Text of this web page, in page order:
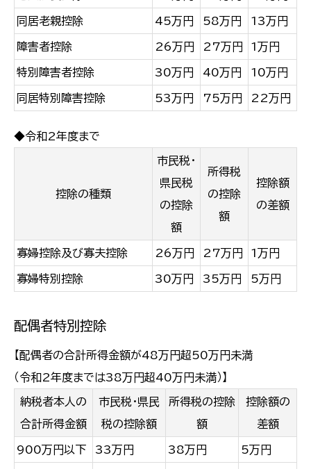
同居老親控除 45万円 58万円 13万円
障害者控除 26万円 27万円 1万円
特別障害者控除 30万円 40万円 10万円
同居特別障害控除 53万円 75万円 22万円
◆令和2年度まで
控除の種類
市民税・
県民税
の控除
額
所得税
の控除
額
控除額
の差額
寡婦控除及び寡夫控除 26万円 27万円 1万円
寡婦特別控除 30万円 35万円 5万円
配偶者特別控除
【配偶者の合計所得金額が48万円超50万円未満
（令和2年度までは38万円超40万円未満）】
納税者本人の
合計所得金額
市民税・県民
税の控除額
所得税の控除
額
控除額の
差額
900万円以下 33万円 38万円 5万円